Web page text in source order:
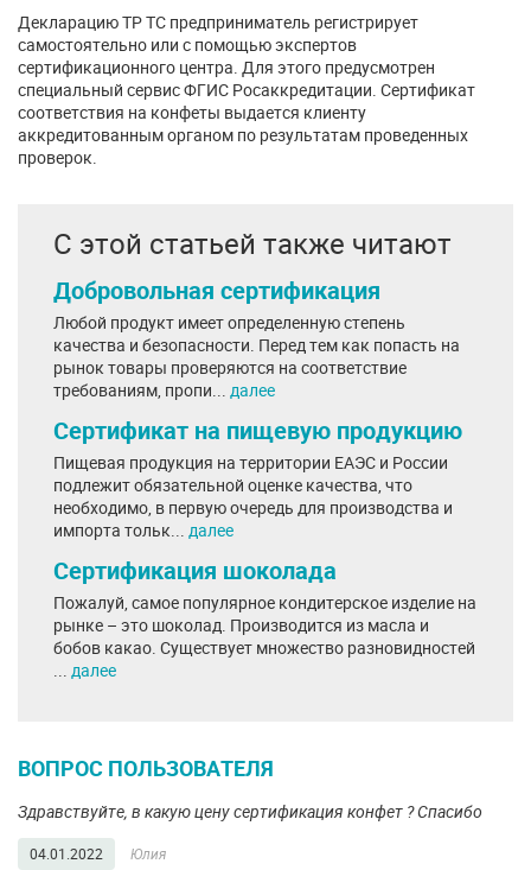
Декларацию ТР ТС предприниматель регистрирует
самостоятельно или с помощью экспертов
сертификационного центра. Для этого предусмотрен
специальный сервис ФГИС Росаккредитации. Сертификат
соответствия на конфеты выдается клиенту
аккредитованным органом по результатам проведенных
проверок.
С этой статьей также читают
Добровольная сертификация
Любой продукт имеет определенную степень
качества и безопасности. Перед тем как попасть на
рынок товары проверяются на соответствие
требованиям, пропи... далее
Сертификат на пищевую продукцию
Пищевая продукция на территории ЕАЭС и России
подлежит обязательной оценке качества, что
необходимо, в первую очередь для производства и
импорта тольк... далее
Сертификация шоколада
Пожалуй, самое популярное кондитерское изделие на
рынке – это шоколад. Производится из масла и
бобов какао. Существует множество разновидностей
... далее
ВОПРОС ПОЛЬЗОВАТЕЛЯ
Здравствуйте, в какую цену сертификация конфет ? Спасибо
04.01.2022 Юлия